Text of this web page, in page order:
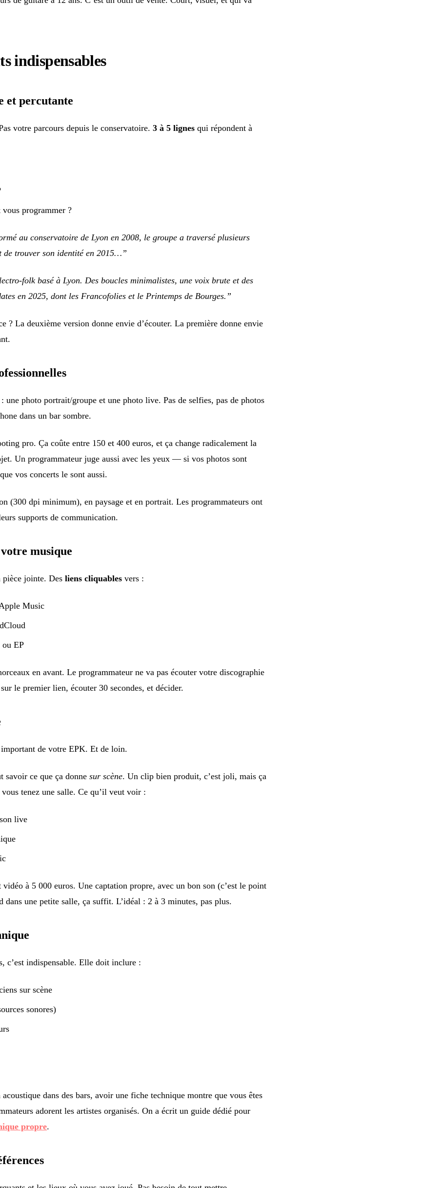
indispensables
et percutante
votre parcours depuis le conservatoire. 3 à 5 lignes qui répondent à
programmer ?
au conservatoire de Lyon en 2008, le groupe a traversé plusieurs
de trouver son identité en 2015…”
folk basé à Lyon. Des boucles minimalistes, une voix brute et des
en 2025, dont les Francofolies et le Printemps de Bourges.”
? La deuxième version donne envie d’écouter. La première donne envie
une photo portrait/groupe et une photo live. Pas de selfies, pas de photos
dans un bar sombre.
pro. Ça coûte entre 150 et 400 euros, et ça change radicalement la
Un programmateur juge aussi avec les yeux — si vos photos sont
vos concerts le sont aussi.
(300 dpi minimum), en paysage et en portrait. Les programmateurs ont
supports de communication.
musique
pièce jointe. Des liens cliquables vers :
Music
ou EP
en avant. Le programmateur ne va pas écouter votre discographie
le premier lien, écouter 30 secondes, et décider.
important de votre EPK. Et de loin.
savoir ce que ça donne sur scène. Un clip bien produit, c’est joli, mais ça
tenez une salle. Ce qu’il veut voir :
live
vidéo à 5 000 euros. Une captation propre, avec un bon son (c’est le point
une petite salle, ça suffit. L’idéal : 2 à 3 minutes, pas plus.
c’est indispensable. Elle doit inclure :
sur scène
sonores)
dans des bars, avoir une fiche technique montre que vous êtes
adorent les artistes organisés. On a écrit un guide dédié pour
propre.